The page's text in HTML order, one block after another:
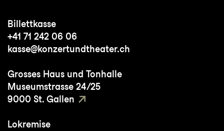
Billettkasse
+41 71 242 06 06
kasse@konzertundtheater.ch
Grosses Haus und Tonhalle
Museumstrasse 24/25
9000 St. Gallen
Lokremise